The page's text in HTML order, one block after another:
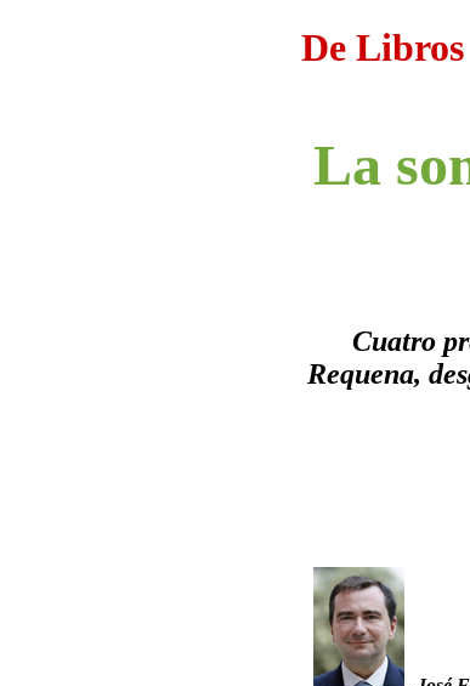
De Libros
La
Cuatro
Requena,